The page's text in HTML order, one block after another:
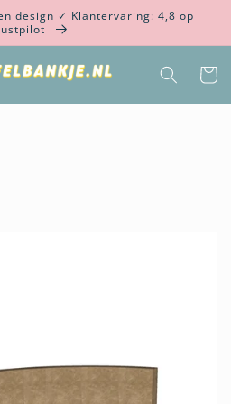
design ✓ Klantervaring: 4,8 op